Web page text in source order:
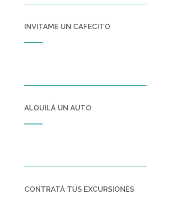
INVITAME UN CAFECITO
ALQUILÁ UN AUTO
CONTRATÁ TUS EXCURSIONES